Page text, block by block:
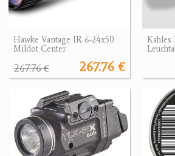
Hawke Vantage IR 6-24x50
Mildot Center
267.76 €
267.76 €
Kahles